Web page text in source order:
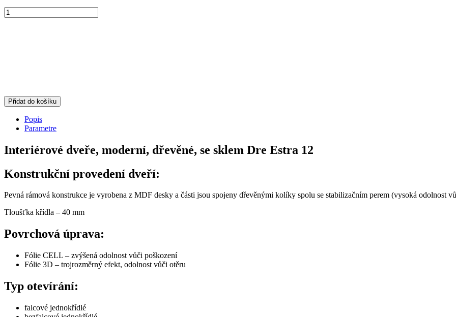
Přidat do košíku
Popis
Parametre
Interiérové dveře, moderní, dřevěné, se sklem Dre Estra 12
Konstrukční provedení dveří:
Pevná rámová konstrukce je vyrobena z MDF desky a části jsou spojeny dřevěnými kolíky spolu se stabilizačním perem (vysoká odolnost
Tloušťka křídla – 40 mm
Povrchová úprava:
Fólie CELL – zvýšená odolnost vůči poškození
Fólie 3D – trojrozměrný efekt, odolnost vůči otěru
Typ otevírání:
falcové jednokřídlé